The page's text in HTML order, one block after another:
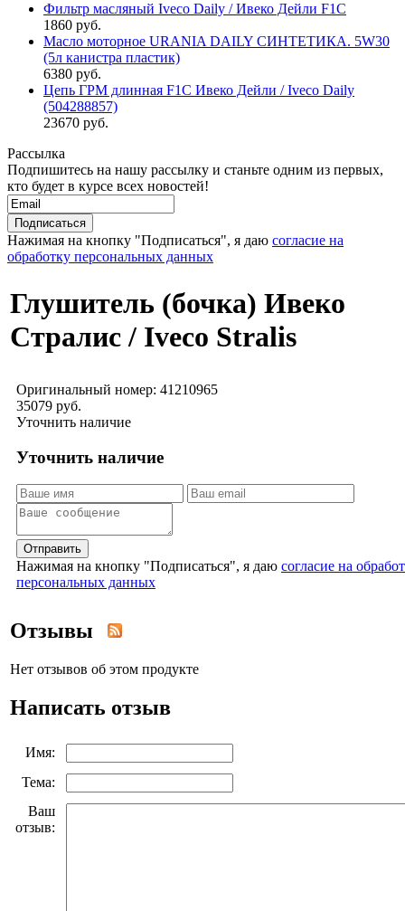
Фильтр масляный Iveco Daily / Ивеко Дейли F1C
1860 руб.
Масло моторное URANIA DAILY СИНТЕТИКА. 5W30
(5л канистра пластик)
6380 руб.
Цепь ГРМ длинная F1C Ивеко Дейли / Iveco Daily
(504288857)
23670 руб.
Рассылка
Подпишитесь на нашу рассылку и станьте одним из первых,
кто будет в курсе всех новостей!
Нажимая на кнопку "Подписаться", я даю согласие на
обработку персональных данных
Глушитель (бочка) Ивеко
Стралис / Iveco Stralis
Оригинальный номер: 41210965
35079 руб.
Уточнить наличие
Уточнить наличие
Отправить
Нажимая на кнопку "Подписаться", я даю согласие на
персональных данных
Отзывы
Нет отзывов об этом продукте
Написать отзыв
Имя:
Тема:
Ваш
отзыв: